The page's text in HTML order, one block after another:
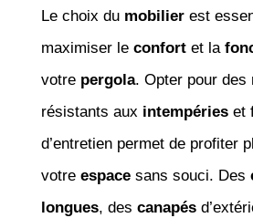
Le choix du mobilierest
maximiser le confortet la
votre pergola. Opter pour des
résistants aux intempérieset
d’entretien permet de profiter
votre espacesans souci. Des
longues, des canapés